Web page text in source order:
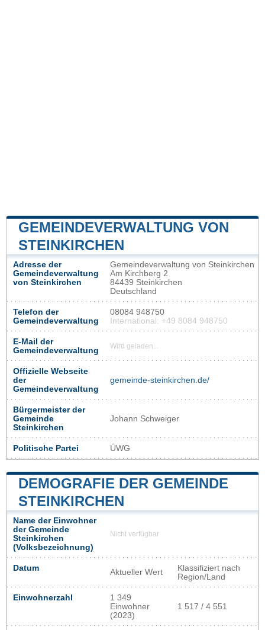
GEMEINDEVERWALTUNG VON
STEINKIRCHEN
Adresse der
Gemeindeverwaltung
von Steinkirchen
Gemeindeverwaltung von Steinkirchen
Am Kirchberg 2
84439 Steinkirchen
Deutschland
Telefon der
Gemeindeverwaltung
08084 948750
International: +49 8084 948750
E-Mail der
Gemeindeverwaltung
Wird geladen...
Offizielle Webseite
der
Gemeindeverwaltung
gemeinde-steinkirchen.de/
Bürgermeister der
Gemeinde
Steinkirchen
Johann Schweiger
Politische Partei ÜWG
DEMOGRAFIE DER GEMEINDE
STEINKIRCHEN
Name der Einwohner
der Gemeinde
Steinkirchen
(Volksbezeichnung)
Nicht verfügbar
Datum Aktueller Wert
Klassifiziert nach
Region/Land
Einwohnerzahl
1 349
Einwohner
(2023)
1 517 / 4 551